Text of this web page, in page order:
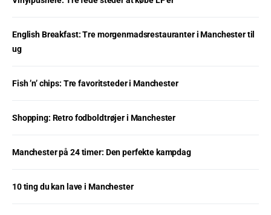
English Breakfast: Tre morgenmadsrestauranter i Manchester til
ug
Fish ’n’ chips: Tre favoritsteder i Manchester
Shopping: Retro fodboldtrøjer i Manchester
Manchester på 24 timer: Den perfekte kampdag
10 ting du kan lave i Manchester